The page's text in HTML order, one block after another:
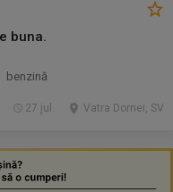
buna.
benzină
Vatra Dornei, SV
27 jul.